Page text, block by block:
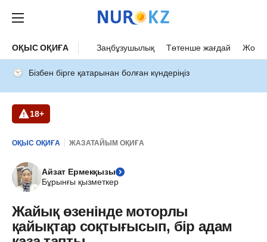
ОҚЫС ОҚИҒА Заңбұзушылық Төтенше жағдай Жол
Бізбен бірге қатарынан болған күндеріңіз
18+
ОҚЫС ОҚИҒА ЖАЗАТАЙЫМ ОҚИҒА
Айзат Ермекқызы
Бұрынғы қызметкер
Жайық өзенінде моторлы
қайықтар соқтығысып, бір адам